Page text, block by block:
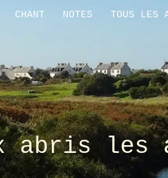
CHANT NOTES TOUS LES
abris les